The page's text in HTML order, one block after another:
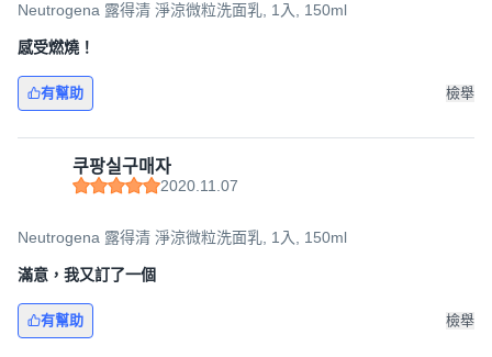
Neutrogena 露得清 淨涼微粒洗面乳, 1入, 150ml
感受燃燒！
有幫助 檢舉
쿠팡실구매자
2020.11.07
Neutrogena 露得清 淨涼微粒洗面乳, 1入, 150ml
滿意，我又訂了一個
有幫助 檢舉